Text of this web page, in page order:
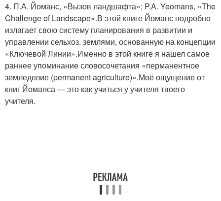
4. П.А. Йоманс, «Вызов ландшафта»; P.A. Yeomans, «The
Challenge of Landscape».В этой книге Йоманс подробно
излагает свою систему планирования в развитии и
управлении сельхоз. землями, основанную на концепции
«Ключевой Линии».Именно в этой книге я нашел самое
раннее упоминание словосочетания «перманентное
земледелие (permanent agriculture)».Моё ощущение от
книг Йоманса — это как учиться у учителя твоего
учителя.